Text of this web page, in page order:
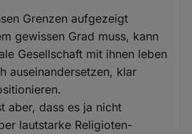
Grenzen aufgezeigt
gewissen Grad muss, kann
Gesellschaft mit ihnen leben
auseinandersetzen, klar
aber, dass es ja nicht
lautstarke Religioten-